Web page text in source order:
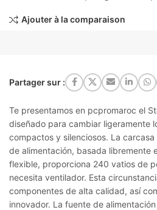
Ajouter à la comparaison
Partager sur :
Te presentamos en pcpromaroc el
diseñado para cambiar ligeramente
compactos y silenciosos. La
de alimentación, basada libremente
flexible, proporciona 240 vatios de
necesita ventilador. Esta
componentes de alta calidad, así
innovador. La fuente de